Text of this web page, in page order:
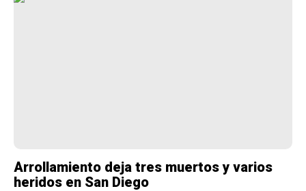
Arrollamiento deja tres muertos y varios
heridos en San Diego